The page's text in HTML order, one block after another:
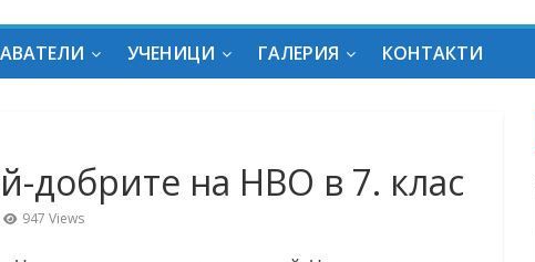
с
in
УЧЕНИЦИ ГАЛЕРИЯ КОНТАКТИ
добрите на НВО в 7. клас
947 Views